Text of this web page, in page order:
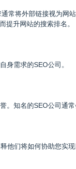
常将外部链接视为网
提升网站的搜索排名。
身需求的SEO公司。
知名的SEO公司通
们将如何协助您实